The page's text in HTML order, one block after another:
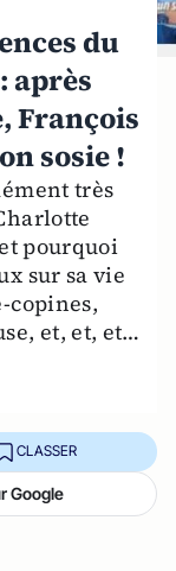
du
après
François
sosie !
très
pourquoi
sur sa vie
copines,
et, et, et…
CLASSER
Google